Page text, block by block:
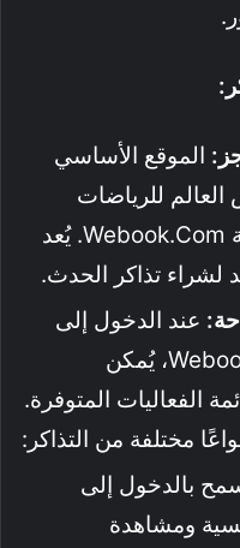
الموقع الأساسي
للرياضات
الإلكترونية 2025 هو منصة Webook.com. يُعد
لشراء تذاكر الحدث.
عند الدخول إلى
صفحة EWC على Webook.com، يُمكن
الفعاليات المتوفرة.
مختلفة من التذاكر:
بالدخول إلى
ومشاهدة